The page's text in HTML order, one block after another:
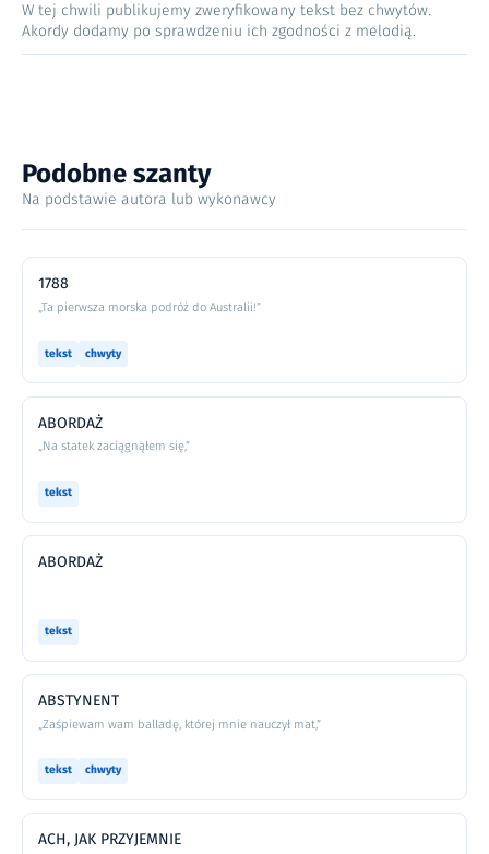
W tej chwili publikujemy zweryfikowany tekst bez chwytów.
Akordy dodamy po sprawdzeniu ich zgodności z melodią.
Podobne szanty
Na podstawie autora lub wykonawcy
1788
„Ta pierwsza morska podróż do Australii!”
tekst chwyty
ABORDAŻ
„Na statek zaciągnąłem się,”
tekst
ABORDAŻ
tekst
ABSTYNENT
„Zaśpiewam wam balladę, której mnie nauczył mat,”
tekst chwyty
ACH, JAK PRZYJEMNIE